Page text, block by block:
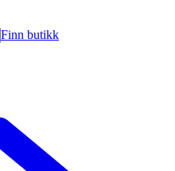
Finn butikk